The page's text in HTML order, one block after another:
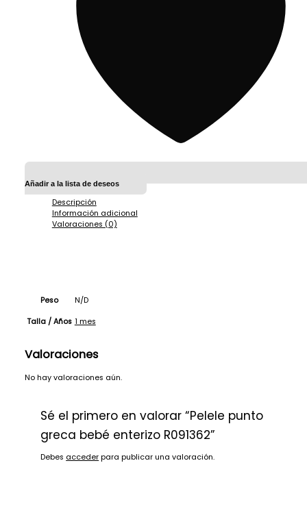
Añadir a la lista de deseos
Descripción
Información adicional
Valoraciones (0)
Peso N/D
Talla / Años 1 mes
Valoraciones
No hay valoraciones aún.
Sé el primero en valorar “Pelele punto
greca bebé enterizo R091362”
Debes acceder para publicar una valoración.